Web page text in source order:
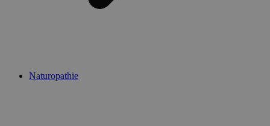
Naturopathie